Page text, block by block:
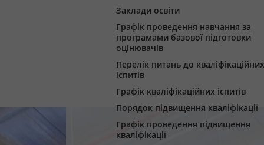
Заклади освіти
Графік проведення навчання за
програмами базової підготовки
оцінювачів
Перелік питань до кваліфікаційних
іспитів
Графік кваліфікаційних іспитів
Порядок підвищення кваліфікації
Графік проведення підвищення
кваліфікації